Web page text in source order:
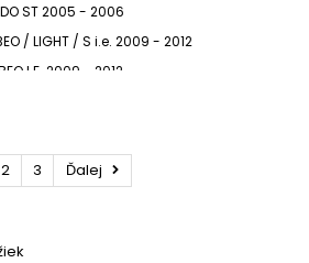
ST 2005 - 2006
/ LIGHT / S i.e. 2009 - 2012
I.E. 2009 - 2012
2009 - 2010
SPECIAL 2009 - 2012
2008 -
CUBE 2008 -
CUBE i.e. 2009 - 2013
2 3 Ďalej